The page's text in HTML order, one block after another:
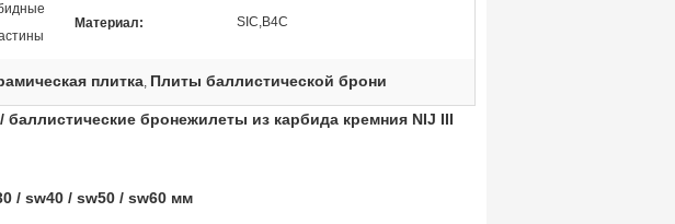
Материал: SIC,B4C
плитка, Плиты баллистической брони
баллистические бронежилеты из карбида кремния NIJ III
/ sw40 / sw50 / sw60 мм